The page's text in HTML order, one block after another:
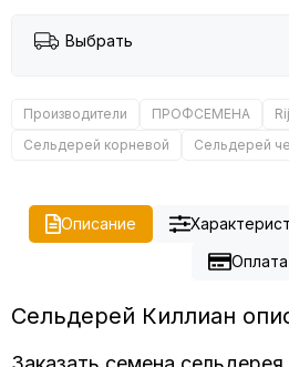
Выбрать
Производители ПРОФСЕМЕНА
Сельдерей корневой
Сельдерей
Описание
Оплата
Сельдерей Киллиан